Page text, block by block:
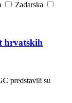
Zadarska
hrvatskih
predstavili su